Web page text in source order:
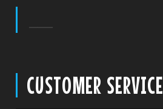
CUSTOMER SERVICE